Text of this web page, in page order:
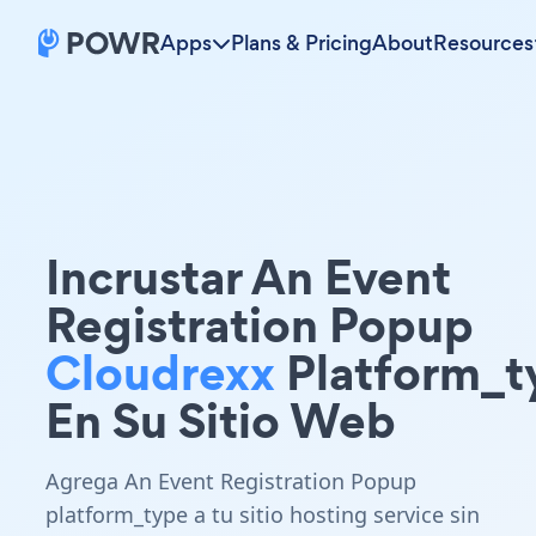
Apps Plans & PricingAboutResources
Incrustar An Event
Registration Popup
Cloudrexx
En Su Sitio Web
Agrega An Event Registration Popup
platform_type a tu sitio hosting service sin